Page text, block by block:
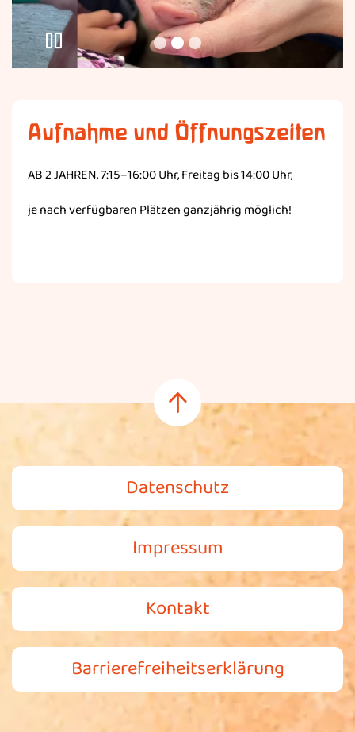
Aufnahme und Öffnungszeiten
AB 2 JAHREN, 7:15–16:00 Uhr, Freitag bis 14:00 Uhr,
je nach verfügbaren Plätzen ganzjährig möglich!
Datenschutz
Impressum
Kontakt
Barrierefreiheitserklärung